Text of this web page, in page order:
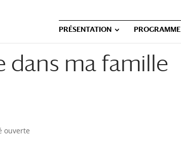
PRÉSENTATION PROGRAMME
ma famille
ouverte